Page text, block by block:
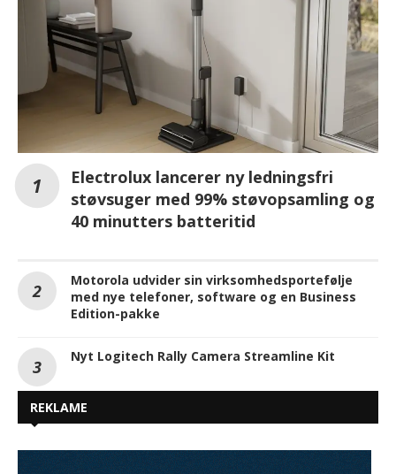
Electrolux lancerer ny ledningsfri
støvsuger med 99% støvopsamling og
40 minutters batteritid
Motorola udvider sin virksomhedsportefølje
med nye telefoner, software og en Business
Edition-pakke
Nyt Logitech Rally Camera Streamline Kit
REKLAME